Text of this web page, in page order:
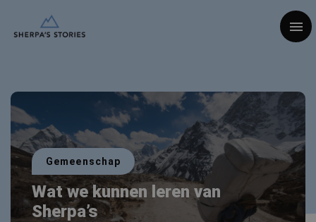
Gemeenschap
Wat we kunnen leren van
Sherpa’s